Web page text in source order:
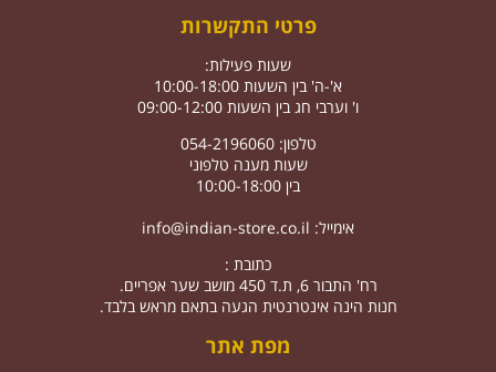
פרטי התקשרות
שעות פעילות:
א'-ה' בין השעות 10:00-18:00
ו' וערבי חג בין השעות 09:00-12:00
טלפון: 054-2196060
שעות מענה טלפוני
בין 10:00-18:00
אימייל: info@indian-store.co.il
כתובת :
רח' התבור 6, ת.ד 450 מושב שער אפריים.
חנות הינה אינטרנטית הגעה בתאם מראש בלבד.
מפת אתר